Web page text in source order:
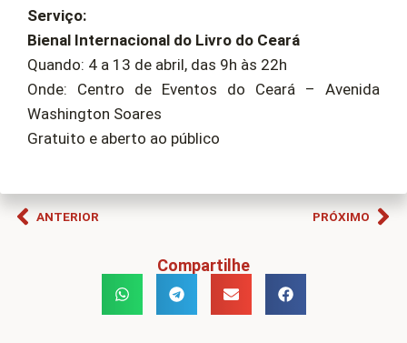
Serviço:
Bienal Internacional do Livro do Ceará
Quando: 4 a 13 de abril, das 9h às 22h
Onde: Centro de Eventos do Ceará – Avenida
Washington Soares
Gratuito e aberto ao público
ANTERIOR PRÓXIMO
Compartilhe